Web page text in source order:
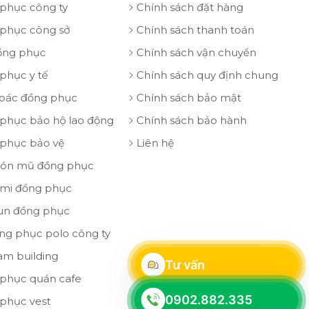
công ty
công sở
phục
y tế
đồng phục
bảo hộ lao động
bảo vệ
mũ đồng phục
đồng phục
đồng phục
phục polo công ty
building
quán cafe
vest
Chính sách đặt hàng
Chính sách thanh toán
Chính sách vận chuyển
Chính sách quy định chung
Chính sách bảo mật
Chính sách bảo hành
Liên hệ
Tư vấn
0902.882.335